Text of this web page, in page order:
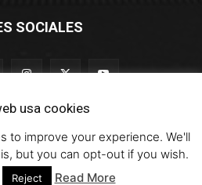
SOCIALES
Eyes - Travel Magazine (Versión 4.0)
Sobre Nosotros Contacto
usa cookies
to improve your experience. We'll
but you can opt-out if you wish.
Reject Read More